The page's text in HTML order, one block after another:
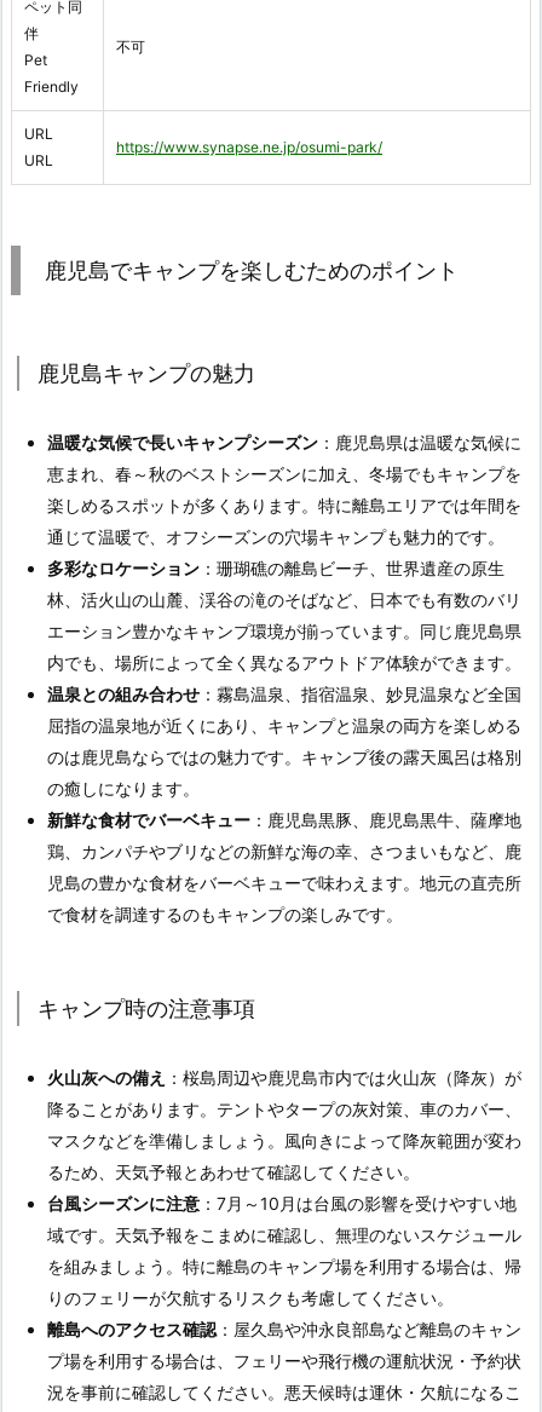
ペット同
伴
Pet
Friendly
不可
URL
URL
https://www.synapse.ne.jp/osumi-park/
鹿児島でキャンプを楽しむためのポイント
鹿児島キャンプの魅力
温暖な気候で長いキャンプシーズン ：鹿児島県は温暖な気候に
恵まれ、春～秋のベストシーズンに加え、冬場でもキャンプを
楽しめるスポットが多くあります。特に離島エリアでは年間を
通じて温暖で、オフシーズンの穴場キャンプも魅力的です。
多彩なロケーション ：珊瑚礁の離島ビーチ、世界遺産の原生
林、活火山の山麓、渓谷の滝のそばなど、日本でも有数のバリ
エーション豊かなキャンプ環境が揃っています。同じ鹿児島県
内でも、場所によって全く異なるアウトドア体験ができます。
温泉との組み合わせ ：霧島温泉、指宿温泉、妙見温泉など全国
屈指の温泉地が近くにあり、キャンプと温泉の両方を楽しめる
のは鹿児島ならではの魅力です。キャンプ後の露天風呂は格別
の癒しになります。
新鮮な食材でバーベキュー ：鹿児島黒豚、鹿児島黒牛、薩摩地
鶏、カンパチやブリなどの新鮮な海の幸、さつまいもなど、鹿
児島の豊かな食材をバーベキューで味わえます。地元の直売所
で食材を調達するのもキャンプの楽しみです。
キャンプ時の注意事項
火山灰への備え ：桜島周辺や鹿児島市内では火山灰（降灰）が
降ることがあります。テントやタープの灰対策、車のカバー、
マスクなどを準備しましょう。風向きによって降灰範囲が変わ
るため、天気予報とあわせて確認してください。
台風シーズンに注意 ：7月～10月は台風の影響を受けやすい地
域です。天気予報をこまめに確認し、無理のないスケジュール
を組みましょう。特に離島のキャンプ場を利用する場合は、帰
りのフェリーが欠航するリスクも考慮してください。
離島へのアクセス確認 ：屋久島や沖永良部島など離島のキャン
プ場を利用する場合は、フェリーや飛行機の運航状況・予約状
況を事前に確認してください。悪天候時は運休・欠航になるこ